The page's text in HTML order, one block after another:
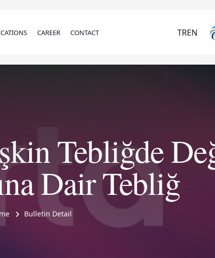
CAREER CONTACT TREN
Tebliğde
Dair Tebliğ
Bulletin Detail